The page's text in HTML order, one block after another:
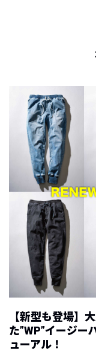
【新型も登場】
た”WP”イージー
ューアル！